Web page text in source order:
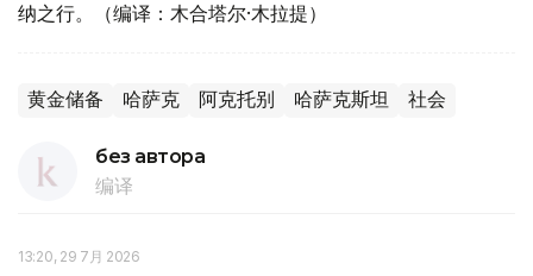
纳之行。（编译：木合塔尔·木拉提）
黄金储备 哈萨克 阿克托别 哈萨克斯坦 社会
без автора
编译
13:20, 29 7月 2026